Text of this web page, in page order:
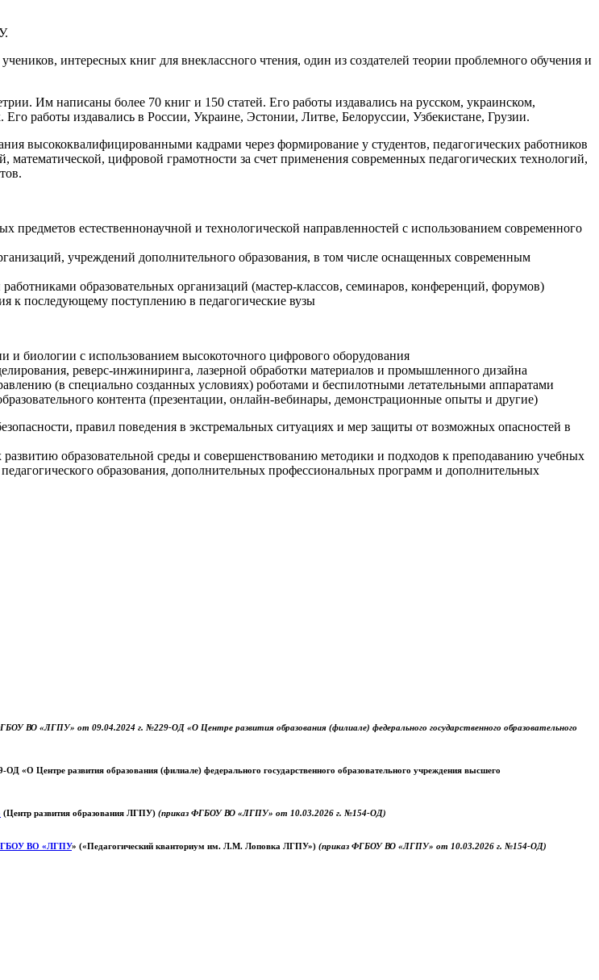
интересных книг для внеклассного чтения, один из создателей теории проблемного обучения и
Им написаны более 70 книг и 150 статей. Его работы издавались на русском, украинском,
работы издавались в России, Украине, Эстонии, Литве, Белоруссии, Узбекистане, Грузии.
высококвалифицированными кадрами через формирование у студентов, педагогических работников
математической, цифровой грамотности за счет применения современных педагогических технологий,
предметов естественнонаучной и технологической направленностей с использованием современного
учреждений дополнительного образования, в том числе оснащенных современным
образовательных организаций (мастер-классов, семинаров, конференций, форумов)
к последующему поступлению в педагогические вузы
и биологии с использованием высокоточного цифрового оборудования
реверс-инжиниринга, лазерной обработки материалов и промышленного дизайна
(в специально созданных условиях) роботами и беспилотными летательными аппаратами
контента (презентации, онлайн-вебинары, демонстрационные опыты и другие)
правил поведения в экстремальных ситуациях и мер защиты от возможных опасностей в
образовательной среды и совершенствованию методики и подходов к преподаванию учебных
образования, дополнительных профессиональных программ и дополнительных
ВО «ЛГПУ» от 09.04.2024 г. №229-ОД «О Центре развития образования (филиале) федерального государственного образовательного
«О Центре развития образования (филиале) федерального государственного образовательного учреждения высшего
(Центр развития образования ЛГПУ) (приказ ФГБОУ ВО «ЛГПУ» от 10.03.2026 г. №154-ОД)
ВО «ЛГПУ» («Педагогический кванториум им. Л.М. Лоповка ЛГПУ») (приказ ФГБОУ ВО «ЛГПУ» от 10.03.2026 г. №154-ОД)